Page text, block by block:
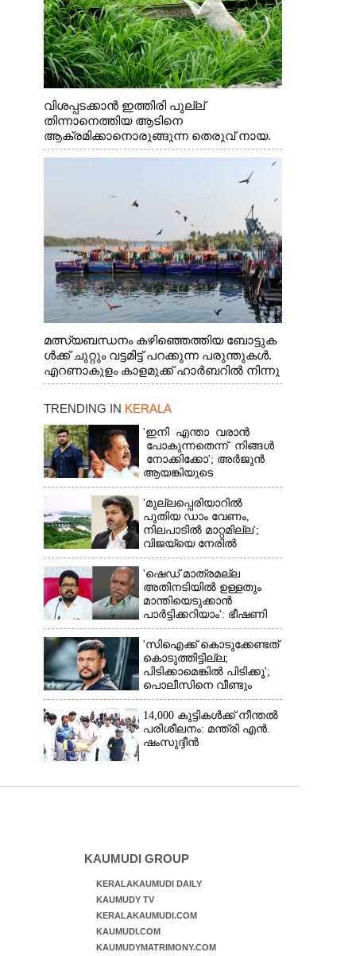
വിശപ്പടക്കാൻ ഇത്തിരി പുല്ല്
തിന്നാനെത്തിയ ആടിനെ
ആക്രമിക്കാനൊരുങ്ങുന്ന തെരുവ് നായ.
എറണാകുളം വാത്തുരുത്തിയിൽ നിന്നുള്ള
മത്സ്യബന്ധനം കഴിഞ്ഞെത്തിയ ബോട്ടുക
ൾക്ക് ചുറ്റും വട്ടമിട്ട് പറക്കുന്ന പരുന്തുകൾ.
എറണാകുളം കാളമുക്ക് ഹാർബറിൽ നിന്നു
ള്ള കാഴ്ച
TRENDING IN KERALA
'ഇനി എന്താ വരാൻ
പോകുന്നതെന്ന് നിങ്ങൾ
നോക്കിക്കോ'; അർജുൻ
ആയങ്കിയുടെ
വെല്ലുവിളിയിൽ രമേശ്
ചെന്നിത്തല
'മുല്ലപ്പെരിയാറിൽ
പുതിയ ഡാം വേണം,
നിലപാടിൽ മാറ്റമില്ല';
വിജയ്‌യെ നേരിൽ
കാണാനൊരുങ്ങി കേരള
സർക്കാർ
'ഷെഡ് മാത്രമല്ല
അതിനടിയിൽ ഉള്ളതും
മാന്തിയെടുക്കാൻ
പാർട്ടിക്കറിയാം': ഭീഷണി
പ്രസംഗവുമായി കെ കെ
രാഗേഷ്
'സിഐക്ക് കൊടുക്കേണ്ടത്
കൊടുത്തിട്ടില്ല;
പിടിക്കാമെങ്കിൽ പിടിക്കൂ';
പൊലീസിനെ വീണ്ടും
വെല്ലുവിളിച്ച് അർജുൻ
ആയങ്കി
14,000 കുട്ടികൾക്ക് നീന്തൽ
പരിശീലനം: മന്ത്രി എൻ.
ഷംസുദ്ദീൻ
KAUMUDI GROUP
KERALAKAUMUDI DAILY
KAUMUDY TV
KERALAKAUMUDI.COM
KAUMUDI.COM
KAUMUDYMATRIMONY.COM